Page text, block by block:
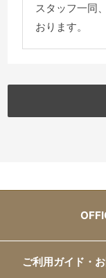
スタッフ一同
おります。
ご利用ガイド・